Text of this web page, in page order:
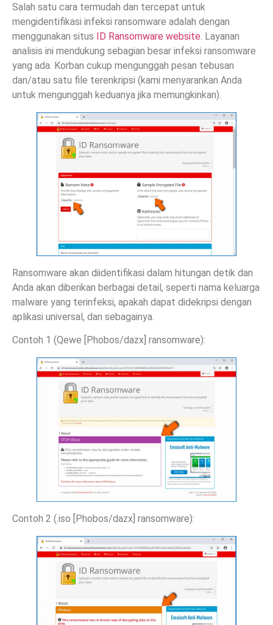
Salah satu cara termudah dan tercepat untuk
mengidentifikasi infeksi ransomware adalah dengan
menggunakan situs ID Ransomware website. Layanan
analisis ini mendukung sebagian besar infeksi ransomware
yang ada. Korban cukup mengunggah pesan tebusan
dan/atau satu file terenkripsi (kami menyarankan Anda
untuk mengunggah keduanya jika memungkinkan).
Ransomware akan diidentifikasi dalam hitungan detik dan
Anda akan diberikan berbagai detail, seperti nama keluarga
malware yang terinfeksi, apakah dapat didekripsi dengan
aplikasi universal, dan sebagainya.
Contoh 1 (Qewe [Phobos/dazx] ransomware):
Contoh 2 (.iso [Phobos/dazx] ransomware):